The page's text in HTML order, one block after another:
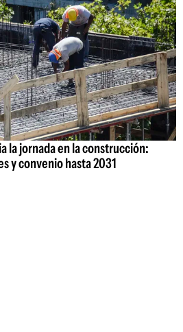
la jornada en la construcción:
y convenio hasta 2031